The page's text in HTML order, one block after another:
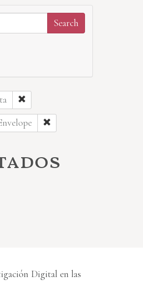
Digital en las